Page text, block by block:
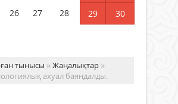
26 27 28 29
30
тынысы »Жаңалықтар »
ахуал баяндалды.